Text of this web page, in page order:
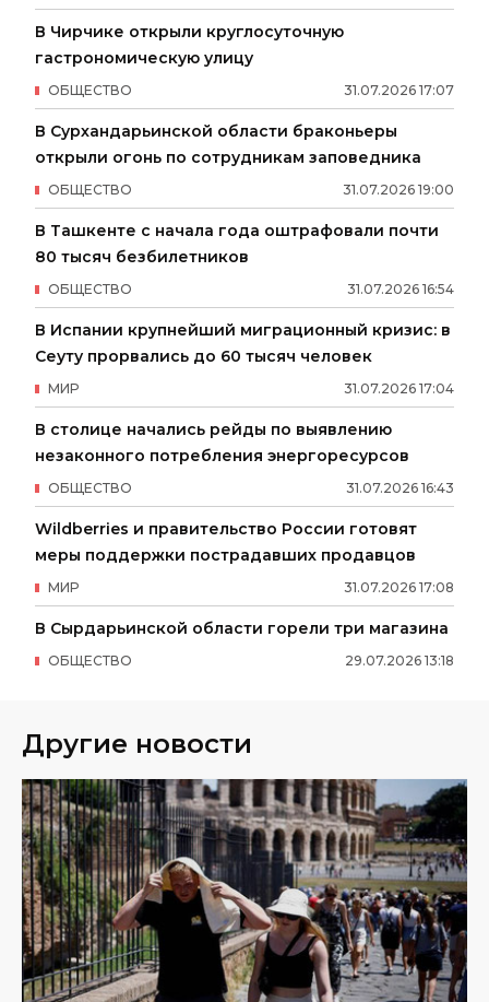
В Чирчике открыли круглосуточную
гастрономическую улицу
31.07.2026 17:07
ОБЩЕСТВО
В Сурхандарьинской области браконьеры
открыли огонь по сотрудникам заповедника
31.07.2026 19:00
ОБЩЕСТВО
В Ташкенте с начала года оштрафовали почти
80 тысяч безбилетников
31.07.2026 16:54
ОБЩЕСТВО
В Испании крупнейший миграционный кризис: в
Сеуту прорвались до 60 тысяч человек
31.07.2026 17:04
МИР
В столице начались рейды по выявлению
незаконного потребления энергоресурсов
31.07.2026 16:43
ОБЩЕСТВО
Wildberries и правительство России готовят
меры поддержки пострадавших продавцов
31.07.2026 17:08
МИР
В Сырдарьинской области горели три магазина
29.07.2026 13:18
ОБЩЕСТВО
Другие новости